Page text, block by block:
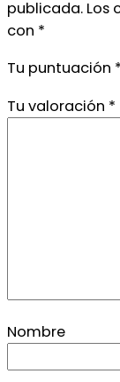
publicada. Los
con *
Tu puntuación *
Tu valoración *
Nombre